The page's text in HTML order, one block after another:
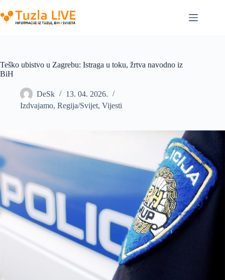
to
content
Teško ubistvo u Zagrebu: Istraga u toku, žrtva navodno iz
BiH
DeSk
13. 04. 2026.
Izdvajamo, Regija/Svijet, Vijesti